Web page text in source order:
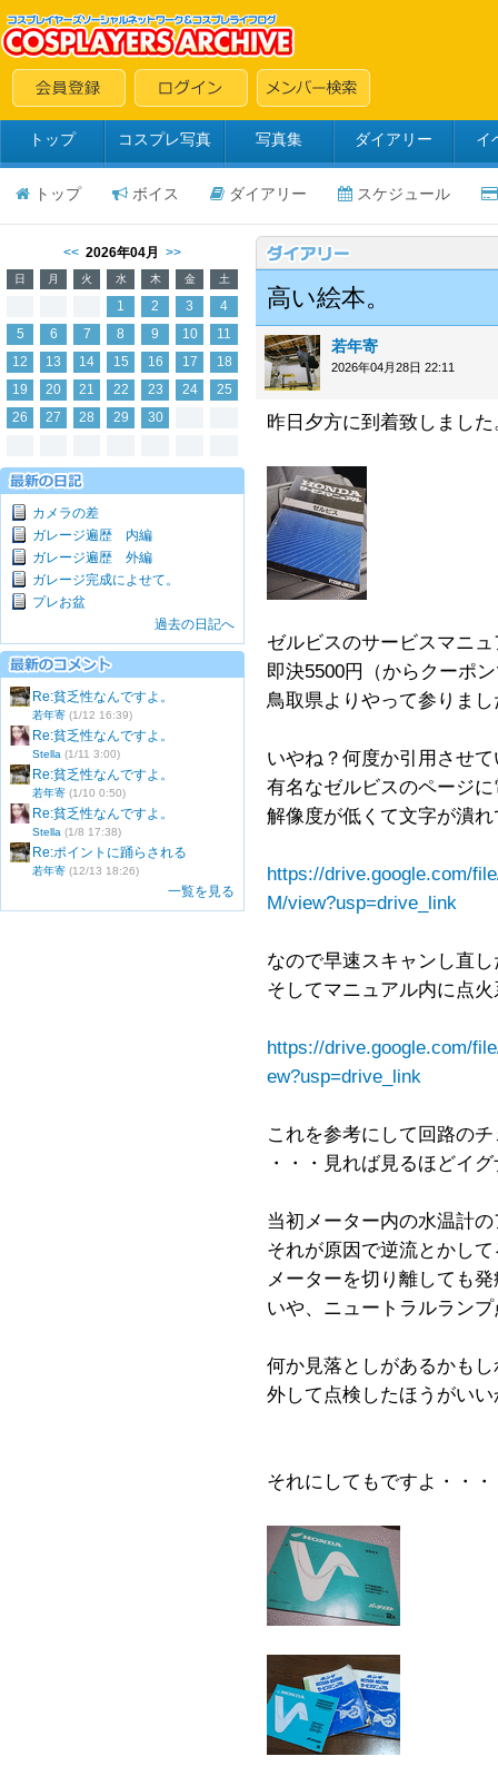
トップ コスプレ写真 写真集 ダイアリー イ
トップ ボイス ダイアリー スケジュール
<< 2026年04月 >>
日 月 火 水 木 金 土
1 2 3
4
5
6 7 8 9 10
11
12
13 14 15 16 17
18
19
20 21 22 23 24
25
26
27 28 29 30
カメラの差
ガレージ遍歴 内編
ガレージ遍歴 外編
ガレージ完成によせて。
プレお盆
過去の日記へ
Re:貧乏性なんですよ。
若年寄 (1/12 16:39)
Re:貧乏性なんですよ。
Stella (1/11 3:00)
Re:貧乏性なんですよ。
若年寄 (1/10 0:50)
Re:貧乏性なんですよ。
Stella (1/8 17:38)
Re:ポイントに踊らされる
若年寄 (12/13 18:26)
一覧を見る
高い絵本。
若年寄
2026年04月28日 22:11
昨日夕方に到着致しました
ゼルビスのサービスマニ
即決5500円（からクーポ
鳥取県よりやって参りまし
いやね？何度か引用させ
有名なゼルビスのページ
解像度が低くて文字が潰
https://drive.google.com/
M/view?usp=drive_link
なので早速スキャンし直
そしてマニュアル内に点
https://drive.google.com/
ew?usp=drive_link
これを参考にして回路の
・・・見れば見るほどイ
当初メーター内の水温計
それが原因で逆流とかし
メーターを切り離しても
いや、ニュートラルラン
何か見落としがあるかも
外して点検したほうがい
それにしてもですよ・・・